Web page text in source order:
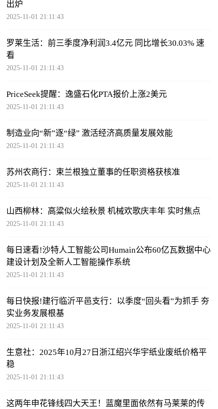
出炉
2025-11-01 21:11:43
罗莱生活：前三季度净利润3.4亿元 同比增长30.03% 速
看
2025-11-01 21:11:43
PriceSeek提醒：逸盛石化PTA报价上涨2美元
2025-11-01 21:11:43
制造业向“新”逐“绿” 激活经济高质量发展效能
2025-11-01 21:11:43
苏州农商行：束兰根独立董事的任职资格获核准
2025-11-01 21:11:43
山西柳林：高粱似火绘秋景 机械欢歌庆丰年 实时焦点
2025-11-01 21:11:43
每日速看!沙特人工智能公司Humain公布60亿瓦数据中心
建设计划及全新人工智能操作系统
2025-11-01 21:11:43
每日快报!建行临沂平邑支行：以季度“回头看”为抓手 夯
实业务发展根基
2025-11-01 21:11:43
生意社：2025年10月27日浙江绍兴华宇纸业废纸价格平
稳
2025-11-01 21:11:43
这两年申花锋线四大天王！蓝魔里面依然有马莱莱的传